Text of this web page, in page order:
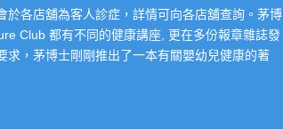
各店舖為客人診症，詳情可向各店舖查詢。茅博
Club 都有不同的健康講座, 更在多份報章雜誌發
，茅博士剛剛推出了一本有關嬰幼兒健康的著